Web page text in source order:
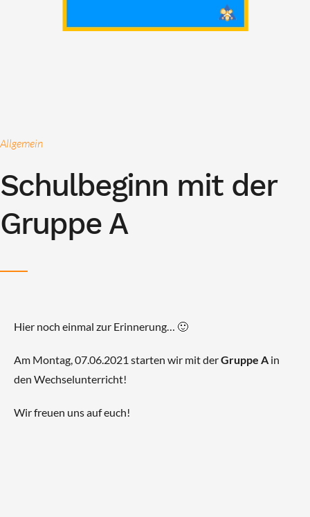
Allgemein
Schulbeginn mit der
Gruppe A
Hier noch einmal zur Erinnerung… 🙂
Am Montag, 07.06.2021 starten wir mit derGruppe A in
den Wechselunterricht!
Wir freuen uns auf euch!